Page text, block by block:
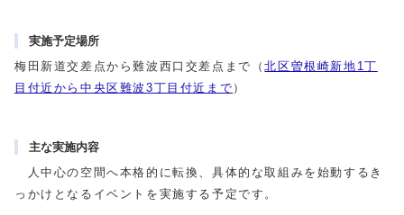
実施予定場所
梅田新道交差点から難波西口交差点まで（北区曽根崎新地1丁
目付近から中央区難波3丁目付近まで ）
主な実施内容
人中心の空間へ本格的に転換、具体的な取組みを始動するき
っかけとなるイベントを実施する予定です。